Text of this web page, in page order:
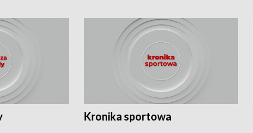
Kronika sportowa